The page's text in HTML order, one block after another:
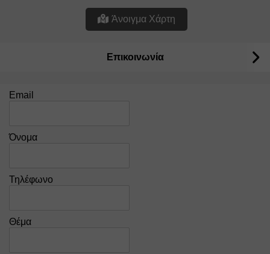
Άνοιγμα Χάρτη
Επικοινωνία
Email
Όνομα
Τηλέφωνο
Θέμα